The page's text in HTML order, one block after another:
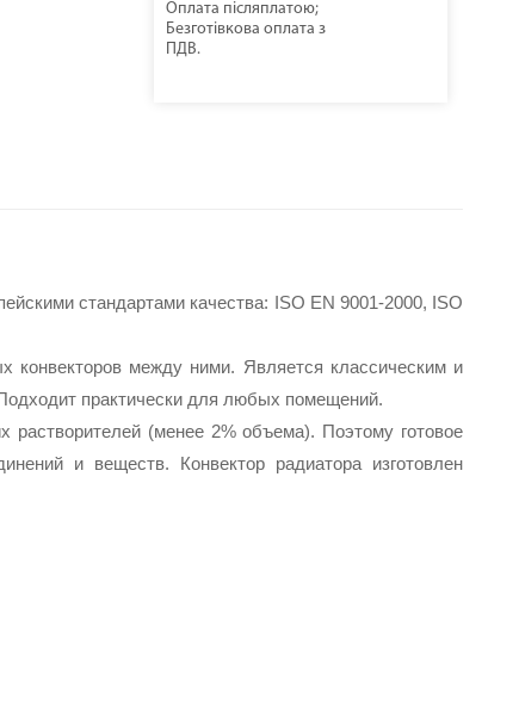
Оплата післяплатою;
Безготівкова оплата з
ПДВ.
стандартами качества: ISO EN 9001-2000, ISO
конвекторов между ними. Является классическим и
практически для любых помещений.
растворителей (менее 2% объема). Поэтому готовое
и веществ. Конвектор радиатора изготовлен